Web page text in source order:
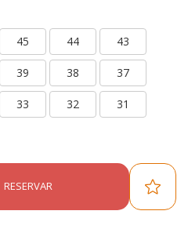
45 44 43
39 38 37
33 32 31
RESERVAR